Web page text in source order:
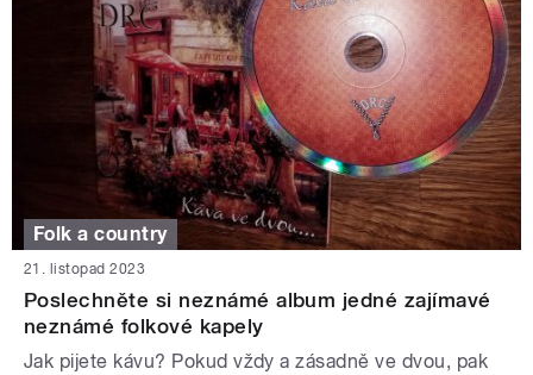
Folk a country
21. listopad 2023
Poslechněte si neznámé album jedné zajímavé
neznámé folkové kapely
Jak pijete kávu? Pokud vždy a zásadně ve dvou, pak